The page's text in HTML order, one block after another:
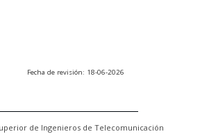
Fecha de revisión: 18-06-2026
de Ingenieros de Telecomunicación